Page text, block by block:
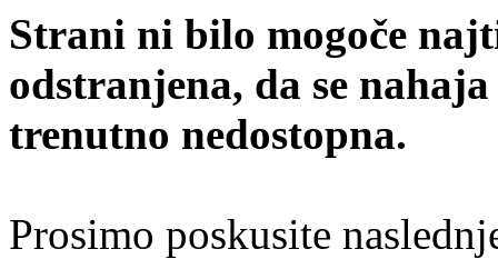
Strani ni bilo mogoče
odstranjena, da se
trenutno nedostopna.
Prosimo poskusite